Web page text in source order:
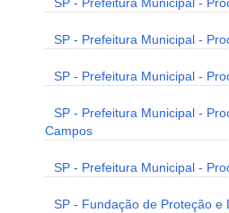
SP - Prefeitura Municipal -
SP - Prefeitura Municipal -
SP - Prefeitura Municipal -
SP - Prefeitura Municipal -
Campos
SP - Prefeitura Municipal -
SP - Fundação de Proteção e